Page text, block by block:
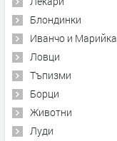
Блондинки
Иванчо и Марийка
Ловци
Тъпизми
Борци
Животни
Луди